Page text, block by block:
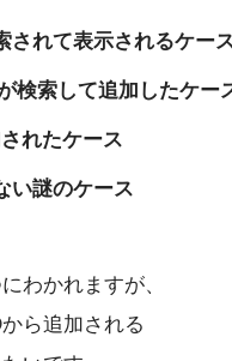
かもに出てく
たいです。